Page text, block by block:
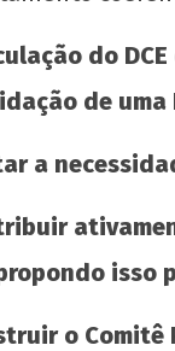
exige
permanência!
do
de uma
a
isso
o Comitê